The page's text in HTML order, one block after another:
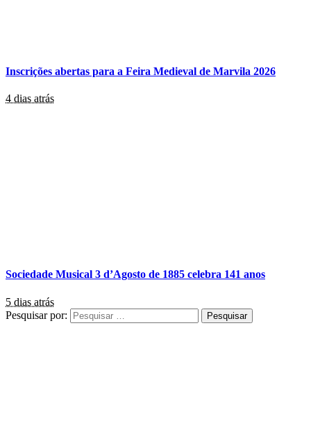
Inscrições abertas para a Feira Medieval de Marvila 2026
4 dias atrás
Sociedade Musical 3 d’Agosto de 1885 celebra 141 anos
5 dias atrás
Pesquisar por: